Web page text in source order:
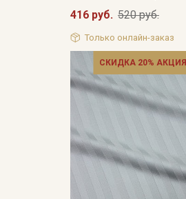
416 руб. 520 руб.
Только онлайн-заказ
СКИДКА 20% АКЦИЯ